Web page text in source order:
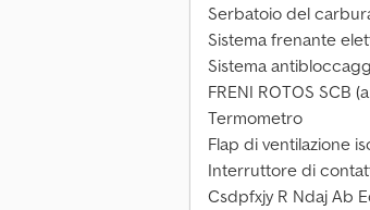
Serbatoio del
Sistema frenante
Sistema
FRENI ROTOS SCB
Termometro
Flap di ventilazione
Interruttore di
Csdpfxjy R Ndaj Ab